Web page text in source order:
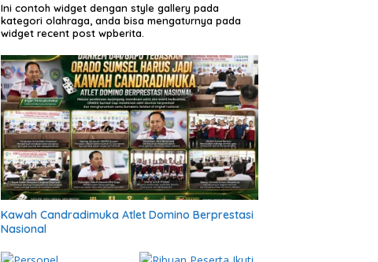
Ini contoh widget dengan style gallery pada
kategori olahraga, anda bisa mengaturnya pada
widget recent post wpberita.
Kawah Candradimuka Atlet Domino Berprestasi
Nasional